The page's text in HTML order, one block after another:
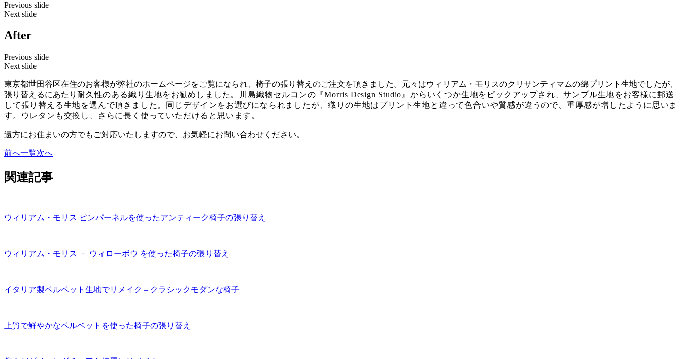
Previous slide
Next slide
After
Previous slide
Next slide
東京都世田谷区在住のお客様が弊社のホームページをご覧になられ、椅子の張り替えのご注文を頂きました。元々はウィリアム・モリスのクリサンティマムの綿プリント生地でしたが、
張り替えるにあたり 耐久性のある織り生地をお勧めしました。川島織物セルコンの『Morris Design Studio』からいくつか生地をピックアップされ、サンプル生地をお客様に郵送
して張り替える生地を選んで頂きました。
同じデザインをお選びになられましたが、織りの生地はプリント生地と違って色合いや質感が違うので、重厚感が増したように思いま
す。
ウレタンも交換し、さらに長く使っていただけると思います。
遠方にお住まいの方でもご対応いたしますので、お気軽にお問い合わせください。
前へ一覧次へ
関連記事
ウィリアム・モリス ピンパーネルを使ったアンティーク椅子の張り替え
ウィリアム・モリス － ウィローボウ を使った椅子の張り替え
イタリア製ベルベット生地でリメイク – クラシックモダンな椅子
上質で鮮やかなベルベットを使った椅子の張り替え